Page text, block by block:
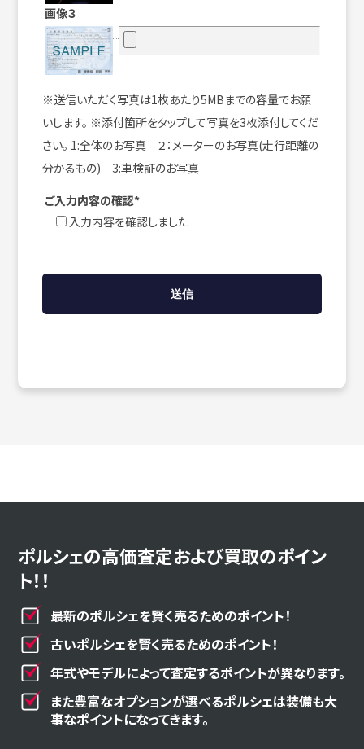
画像３
※送信いただく写真は1枚あたり5MBまでの容量でお願
いします。 ※添付箇所をタップして写真を3枚添付してくだ
さい。 1:全体のお写真 ２：メーターのお写真(走行距離の
分かるもの) 3:車検証のお写真
ご入力内容の確認*
入力内容を確認しました
ポルシェの高価査定および買取のポイン
ト！！
最新のポルシェを賢く売るためのポイント！
古いポルシェを賢く売るためのポイント！
年式やモデルによって査定するポイントが異なります。
また豊富なオプションが選べるポルシェは装備も大
事なポイントになってきます。